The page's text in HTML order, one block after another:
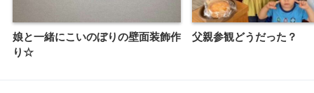
娘と一緒にこいのぼりの壁面装飾作
り☆
父親参観どうだった？